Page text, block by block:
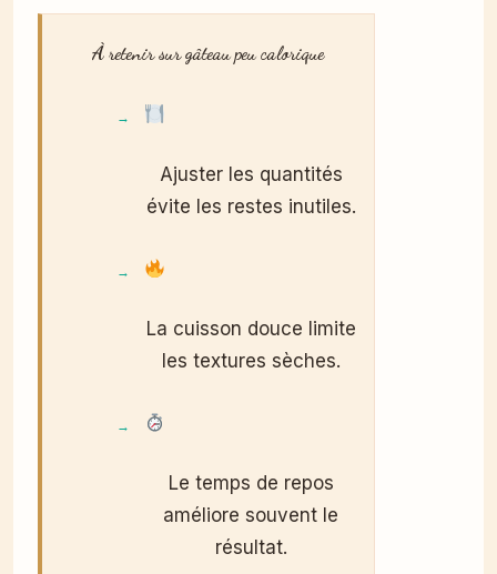
À retenir sur gâteau peu calorique
Ajuster les quantités
évite les restes inutiles.
La cuisson douce limite
les textures sèches.
Le temps de repos
améliore souvent le
résultat.